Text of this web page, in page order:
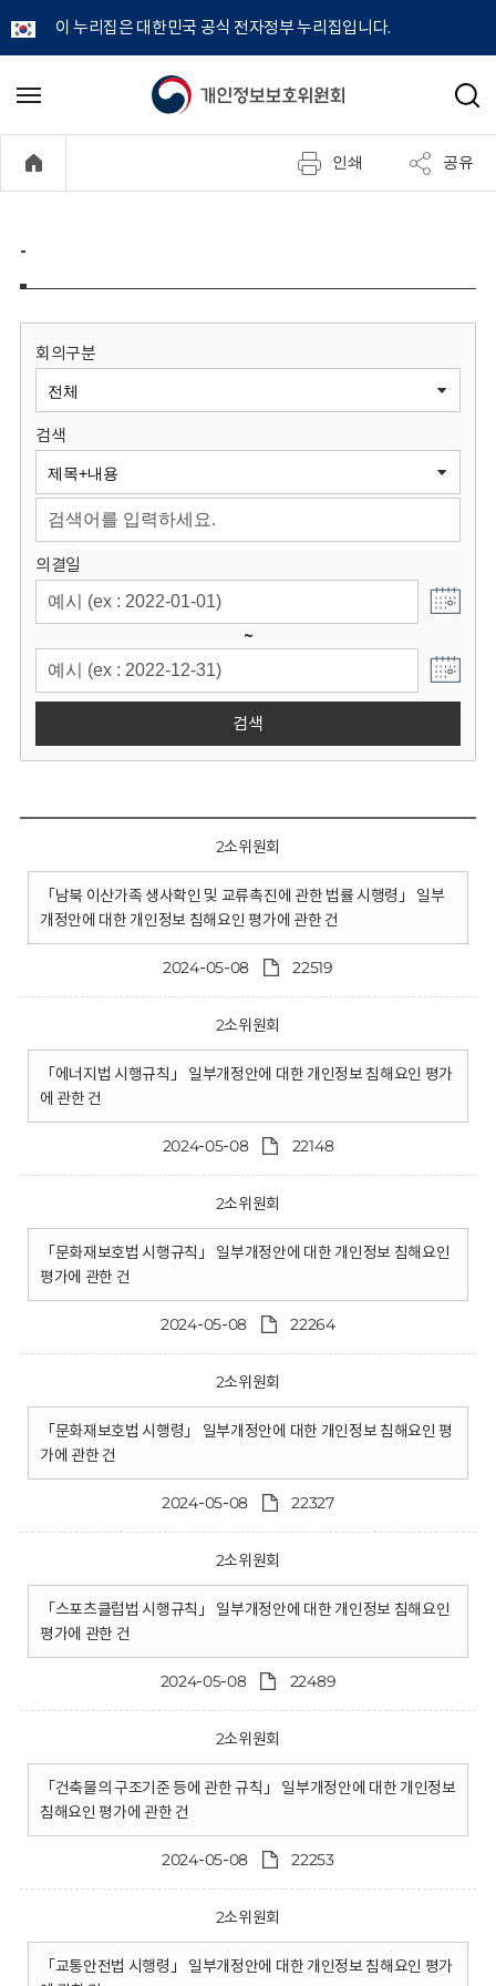
이 누리집은 대한민국 공식 전자정부 누리집입니다.
개
정
보
원
회
메
기
검
인쇄 공유
-
회의구분
검색
의결일
~
검색
2소위원회
「남북 이산가족 생사확인 및 교류촉진에 관한 법률 시행령」 일부
개정안에 대한 개인정보 침해요인 평가에 관한 건
2024-05-08 22519
2소위원회
「에너지법 시행규칙」 일부개정안에 대한 개인정보 침해요인 평가
에 관한 건
2024-05-08 22148
2소위원회
「문화재보호법 시행규칙」 일부개정안에 대한 개인정보 침해요인
평가에 관한 건
2024-05-08 22264
2소위원회
「문화재보호법 시행령」 일부개정안에 대한 개인정보 침해요인 평
가에 관한 건
2024-05-08 22327
2소위원회
「스포츠클럽법 시행규칙」 일부개정안에 대한 개인정보 침해요인
평가에 관한 건
2024-05-08 22489
2소위원회
「건축물의 구조기준 등에 관한 규칙」 일부개정안에 대한 개인정보
침해요인 평가에 관한 건
2024-05-08 22253
2소위원회
「교통안전법 시행령」 일부개정안에 대한 개인정보 침해요인 평가